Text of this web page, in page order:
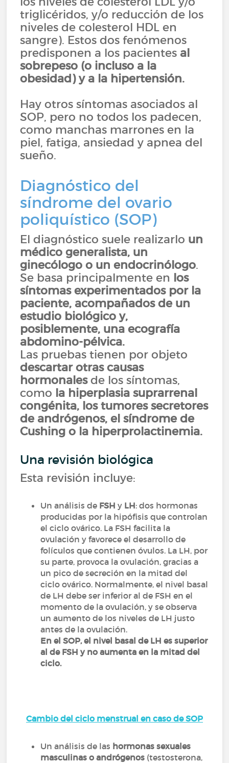
triglicéridos, y/o reducción de los
niveles de colesterol HDL en
sangre). Estos dos fenómenos
predisponen a los pacientes al
sobrepeso (o incluso a la
obesidad) y a la hipertensión.
Hay otros síntomas asociados al
SOP, pero no todos los padecen,
como manchas marrones en la
piel, fatiga, ansiedad y apnea del
sueño.
Diagnóstico del
síndrome del ovario
poliquístico (SOP)
El diagnóstico suele realizarlo un
médico generalista, un
ginecólogo o un endocrinólogo.
Se basa principalmente en los
síntomas experimentados por la
paciente, acompañados de un
estudio biológico y,
posiblemente, una ecografía
abdomino-pélvica.
Las pruebas tienen por objeto
descartar otras causas
hormonalesde los síntomas,
como la hiperplasia suprarrenal
congénita, los tumores secretores
de andrógenos, el síndrome de
Cushing o la hiperprolactinemia.
Una revisión biológica
Esta revisión incluye:
Un análisis de FSH y LH: dos hormonas
producidas por la hipófisis que controlan
el ciclo ovárico. La FSH facilita la
ovulación y favorece el desarrollo de
folículos que contienen óvulos. La LH, por
su parte, provoca la ovulación, gracias a
un pico de secreción en la mitad del
ciclo ovárico. Normalmente, el nivel basal
de LH debe ser inferior al de FSH en el
momento de la ovulación, y se observa
un aumento de los niveles de LH justo
antes de la ovulación.
En el SOP, el nivel basal de LH es superior
al de FSH y no aumenta en la mitad del
ciclo.
Cambio del ciclo menstrual en caso de SOP
Un análisis de las hormonas sexuales
masculinas o andrógenos (testosterona,